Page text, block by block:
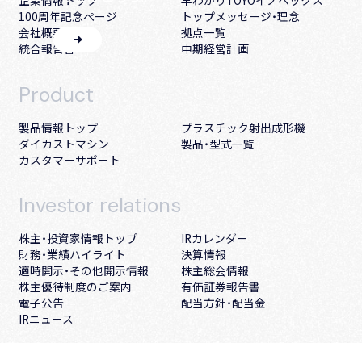
100周年記念ページ
トップメッセージ・理念
会社概要・沿革
拠点一覧
統合報告書
中期経営計画
Product
製品情報トップ
プラスチック射出成形機
ダイカストマシン
製品・型式一覧
カスタマーサポート
Investor relations
株主・投資家情報トップ
IRカレンダー
財務・業績ハイライト
決算情報
適時開示・その他開示情報
株主総会情報
株主優待制度のご案内
有価証券報告書
電子公告
配当方針・配当金
IRニュース